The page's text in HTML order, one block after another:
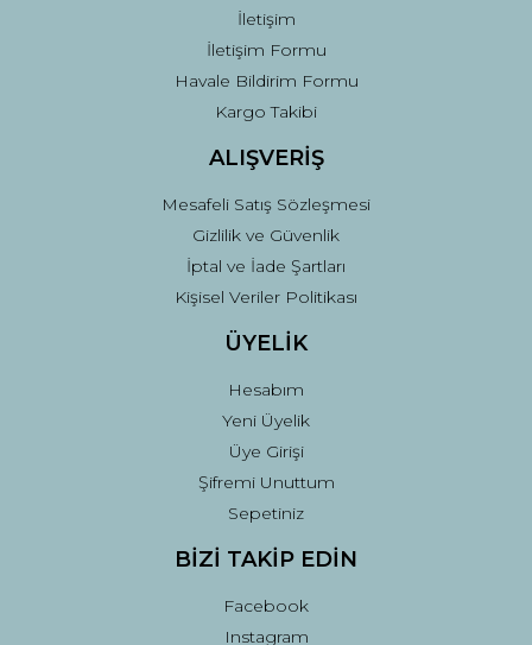
İletişim
İletişim Formu
Havale Bildirim Formu
Kargo Takibi
ALIŞVERİŞ
Mesafeli Satış Sözleşmesi
Gizlilik ve Güvenlik
İptal ve İade Şartları
Kişisel Veriler Politikası
ÜYELİK
Hesabım
Yeni Üyelik
Üye Girişi
Şifremi Unuttum
Sepetiniz
BİZİ TAKİP EDİN
Facebook
Instagram